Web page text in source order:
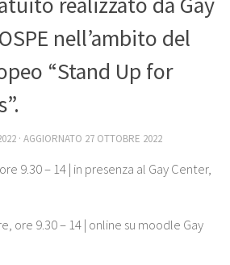
nell’ambito del
“Stand Up for
· AGGIORNATO 27 OTTOBRE 2022
9.30 – 14| in presenza al Gay Center,
ore 9.30 – 14| online su moodle Gay